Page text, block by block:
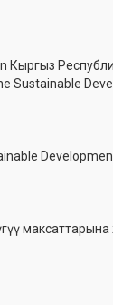
Кыргыз
Sustainable